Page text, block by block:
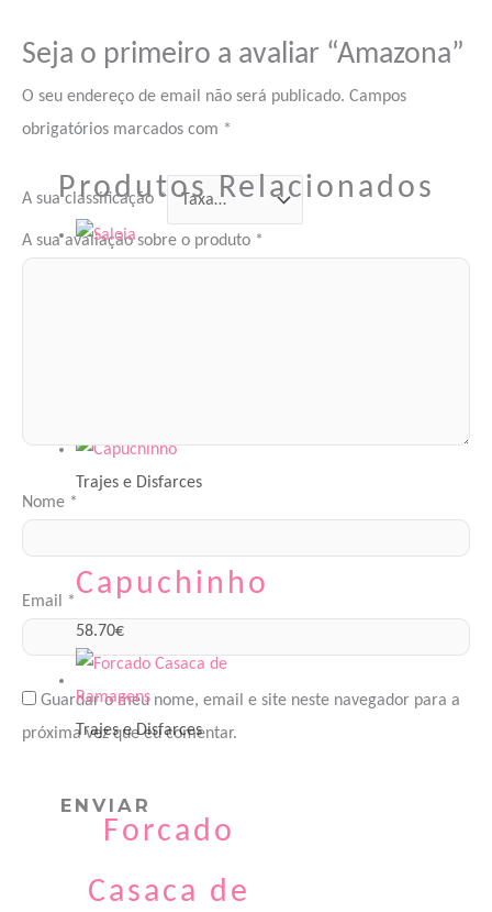
Seja o primeiro a avaliar “Amazona”
O seu endereço de email não será publicado. Campos
obrigatórios marcados com *
A sua classificação *
A sua avaliação sobre o produto *
Nome *
Email *
Guardar o meu nome, email e site neste navegador para a
próxima vez que eu comentar.
Produtos Relacionados
Trajes e Disfarces
Capuchinho
58.70€
Trajes e Disfarces
Forcado
Casaca de